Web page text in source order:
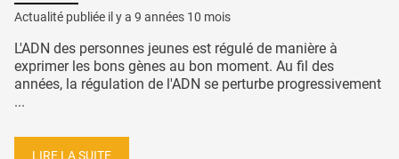
Actualité publiée il y a 9 années 10 mois
L'ADN des personnes jeunes est régulé de manière à
exprimer les bons gènes au bon moment. Au fil des
années, la régulation de l'ADN se perturbe progressivement
...
LIRE LA SUITE